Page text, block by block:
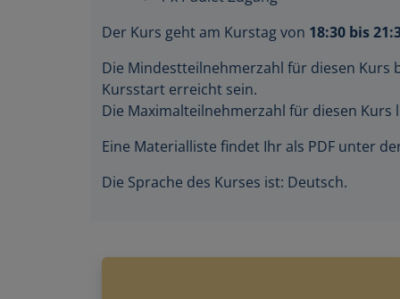
Der Kurs geht am Kurstag von 18:30 bis
Die Mindestteilnehmerzahl für diesen Kurs
Kursstart erreicht sein.
Die Maximalteilnehmerzahl für diesen Kurs
Eine Materialliste findet Ihr als PDF unter
Die Sprache des Kurses ist: Deutsch.